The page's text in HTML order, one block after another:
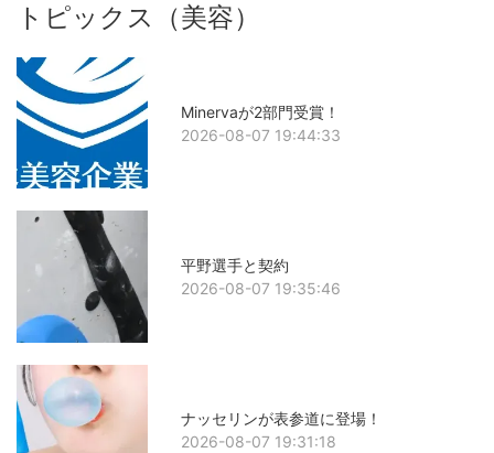
トピックス（美容）
Minervaが2部門受賞！
2026-08-07 19:44:33
平野選手と契約
2026-08-07 19:35:46
ナッセリンが表参道に登場！
2026-08-07 19:31:18